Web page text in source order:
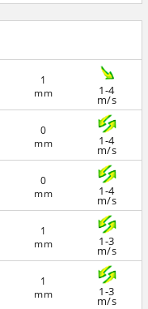
1
mm
0
mm
0
mm
1
mm
1
mm
1-4
m/s
1-4
m/s
1-4
m/s
1-3
m/s
1-3
m/s